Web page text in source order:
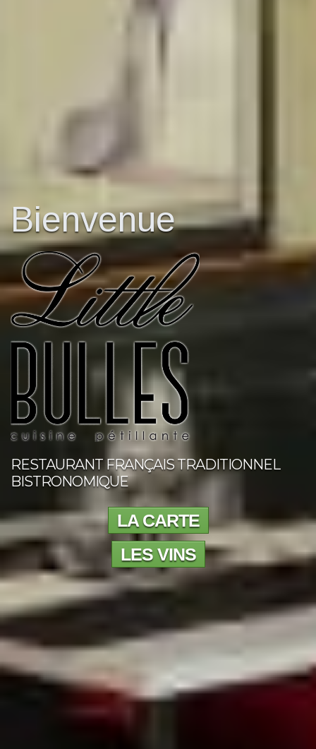
Bienvenue
RESTAURANT FRANÇAIS TRADITIONNEL
BISTRONOMIQUE
LA CARTE
LES VINS